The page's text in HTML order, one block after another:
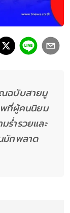
ณฉบับสายมู
พที่ผู้คนนิยม
ร่ำรวยและ
มักพลาด